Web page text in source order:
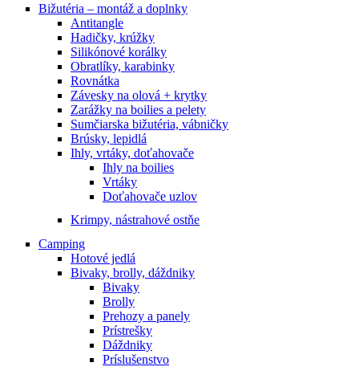
Bižutéria – montáž a doplnky
Antitangle
Hadičky, krúžky
Silikónové korálky
Obratlíky, karabinky
Rovnátka
Závesky na olová + krytky
Zarážky na boilies a pelety
Sumčiarska bižutéria, vábničky
Brúsky, lepidlá
Ihly, vrtáky, doťahovače
Ihly na boilies
Vrtáky
Doťahovače uzlov
Krimpy, nástrahové ostňe
Camping
Hotové jedlá
Bivaky, brolly, dáždniky
Bivaky
Brolly
Prehozy a panely
Prístrešky
Dáždniky
Príslušenstvo